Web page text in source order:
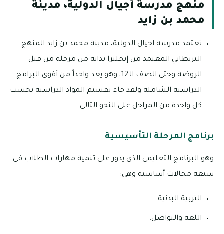
منهج مدرسة أجيال الدولية، مدينة
محمد بن زايد
تعتمد مدرسة اجيال الدولية، مدينة محمد بن زايد المنهج
البريطاني المعتمد من إنجلترا بداية من مرحلة من قبل
الروضة وحتى الصف الـ12، وهو يعد واحداً من أقوي البرامج
الدراسية الشاملة ولقد جاء تقسيم المواد الدراسية بحسب
كل واحدة من المراحل على النحو التالي:
برنامج المرحلة التأسيسية
وهو البرنامج التعليمي الذي يدور على تنمية مهارات الطلاب في
سبعة مجالات أساسية وهى:
التربية البدنية.
اللغة والتواصل.